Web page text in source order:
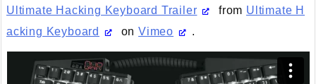
Ultimate Hacking Keyboard Trailer from Ultimate H
acking Keyboard
onVimeo .